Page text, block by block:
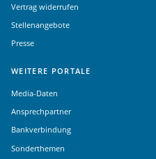
Vertrag widerrufen
Stellenangebote
Presse
WEITERE PORTALE
Media-Daten
Ansprechpartner
Bankverbindung
Sonderthemen